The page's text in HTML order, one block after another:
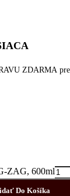
ZDARMA
ZAG, 600ml
Do Košíka